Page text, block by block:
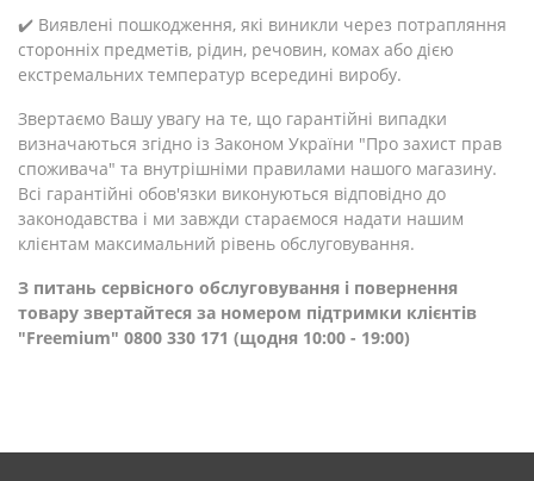
✔️ Виявлені пошкодження, які виникли через потрапляння
сторонніх предметів, рідин, речовин, комах або дією
екстремальних температур всередині виробу.
Звертаємо Вашу увагу на те, що гарантійні випадки
визначаються згідно із Законом України "Про захист прав
споживача" та внутрішніми правилами нашого магазину.
Всі гарантійні обов'язки виконуються відповідно до
законодавства і ми завжди стараємося надати нашим
клієнтам максимальний рівень обслуговування.
З питань сервісного обслуговування і повернення
товару звертайтеся за номером підтримки клієнтів
"Freemium" 0800 330 171 (щодня 10:00 - 19:00)